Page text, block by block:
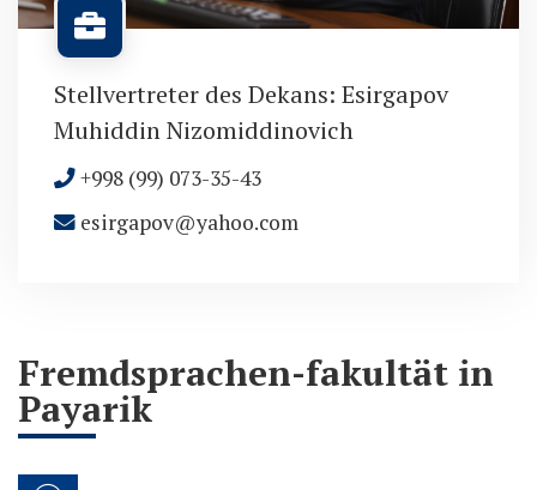
Stellvertreter des Dekans: Esirgapov
Muhiddin Nizomiddinovich
+998 (99) 073-35-43
esirgapov@yahoo.com
Fremdsprachen-fakultät in
Payarik